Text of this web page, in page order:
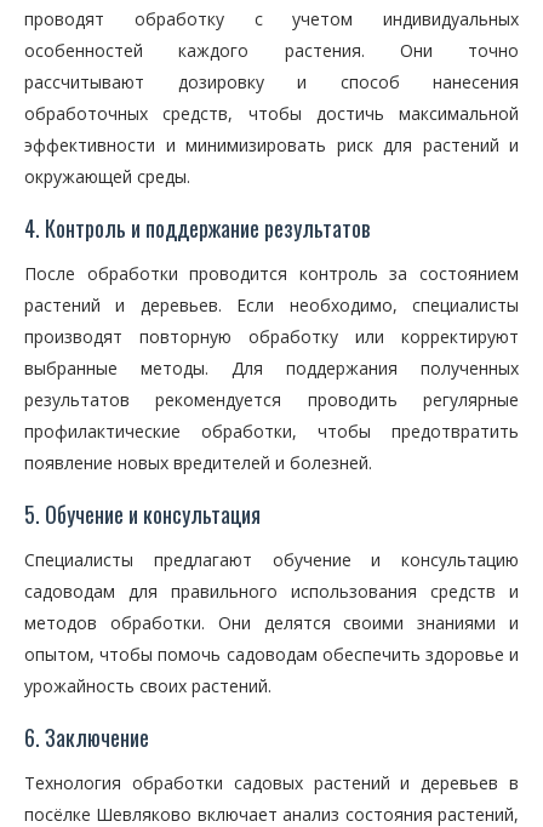
проводят обработку с учетом индивидуальных
особенностей каждого растения. Они точно
рассчитывают дозировку и способ нанесения
обработочных средств, чтобы достичь максимальной
эффективности и минимизировать риск для растений и
окружающей среды.
4. Контроль и поддержание результатов
После обработки проводится контроль за состоянием
растений и деревьев. Если необходимо, специалисты
производят повторную обработку или корректируют
выбранные методы. Для поддержания полученных
результатов рекомендуется проводить регулярные
профилактические обработки, чтобы предотвратить
появление новых вредителей и болезней.
5. Обучение и консультация
Специалисты предлагают обучение и консультацию
садоводам для правильного использования средств и
методов обработки. Они делятся своими знаниями и
опытом, чтобы помочь садоводам обеспечить здоровье и
урожайность своих растений.
6. Заключение
Технология обработки садовых растений и деревьев в
посёлке Шевляково включает анализ состояния растений,